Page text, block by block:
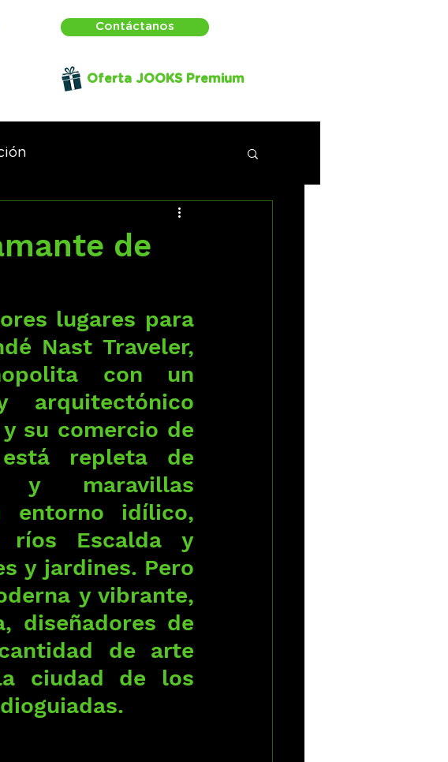
Contáctanos
Oferta JOOKS Premium
de
lugares para
Nast Traveler,
con un
arquitectónico
su comercio de
repleta de
y maravillas
entorno idílico,
Escalda y
y jardines. Pero
y vibrante,
diseñadores de
de arte
ciudad de los